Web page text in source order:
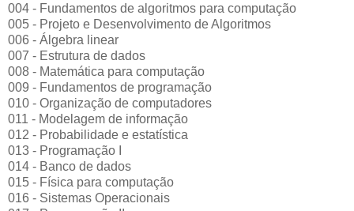
004 - Fundamentos de algoritmos para computação
005 - Projeto e Desenvolvimento de Algoritmos
006 - Álgebra linear
007 - Estrutura de dados
008 - Matemática para computação
009 - Fundamentos de programação
010 - Organização de computadores
011 - Modelagem de informação
012 - Probabilidade e estatística
013 - Programação I
014 - Banco de dados
015 - Física para computação
016 - Sistemas Operacionais